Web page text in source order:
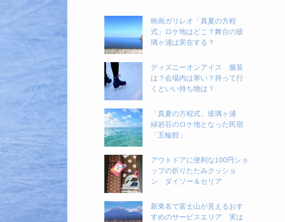
映画ガリレオ「真夏の方程
式」ロケ地はどこ？舞台の玻
璃ヶ浦は実在する？
ディズニーオンアイス 服装
は？会場内は寒い？持って行
くといい持ち物は？
「真夏の方程式」玻璃ヶ浦
緑岩荘のロケ地となった民宿
「五輪館」
アウトドアに便利な100円ショ
ップの折りたたみクッショ
ン ダイソー＆セリア
新東名で富士山が見えるおす
すめのサービスエリア 実は